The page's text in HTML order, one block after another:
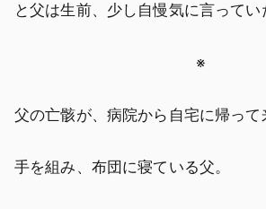
と父は生前、少し自慢気に言ってい
※
父の亡骸が、病院から自宅に帰って
手を組み、布団に寝ている父。